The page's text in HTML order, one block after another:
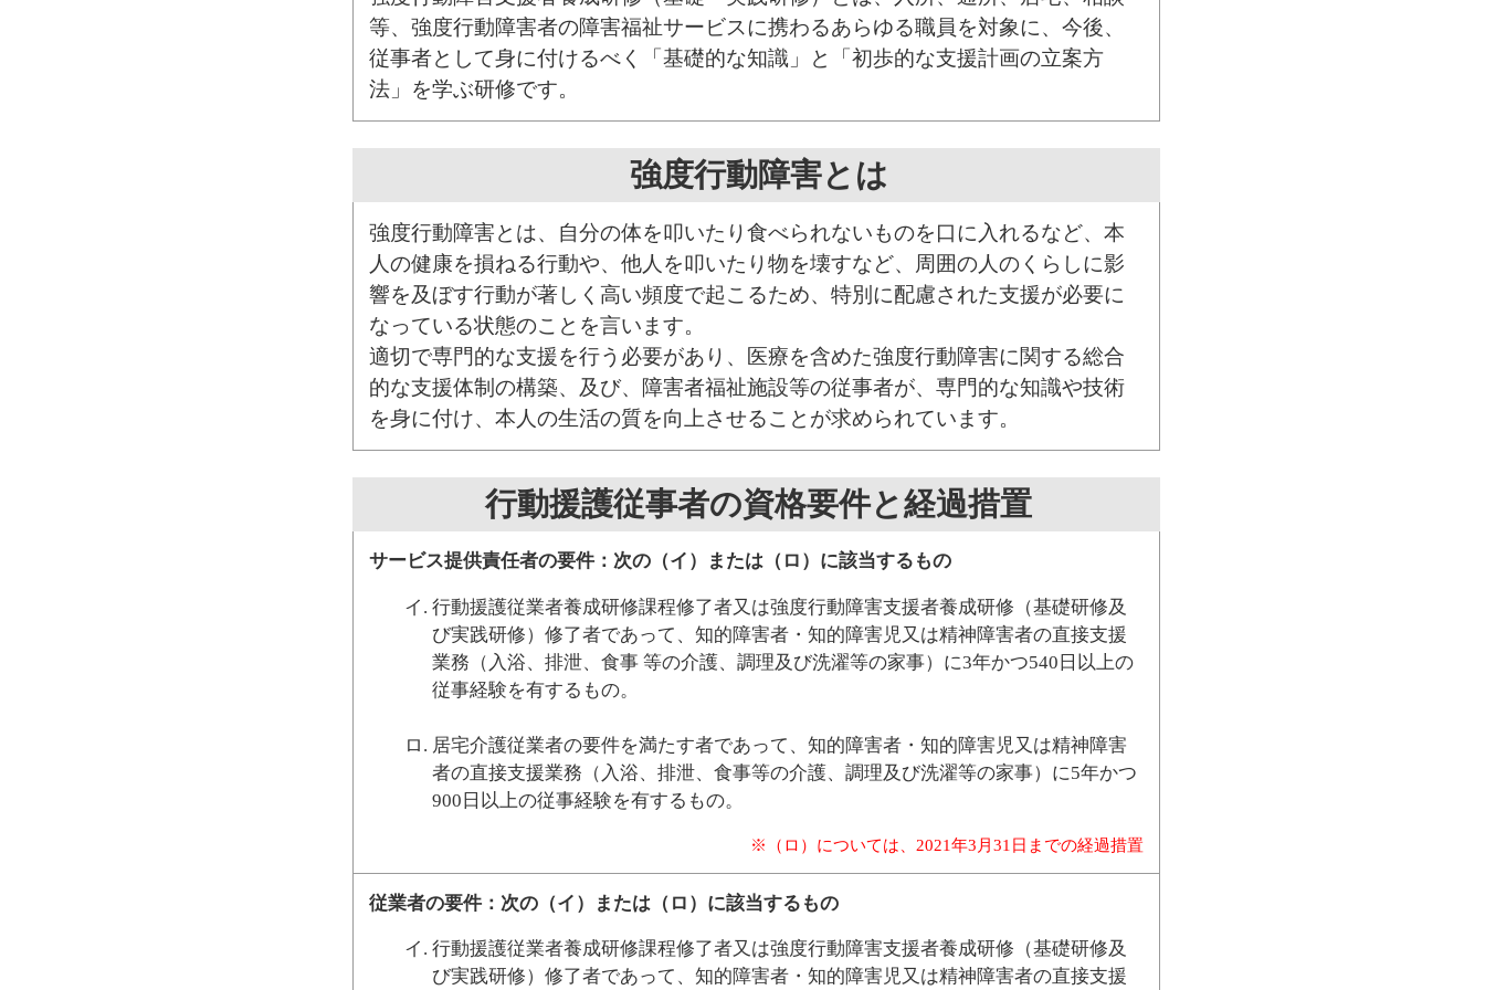
等、強度行動障害者の障害福祉サービスに携わるあらゆる職員を対象に、今後、
従事者として身に付けるべく「基礎的な知識」と「初歩的な支援計画の立案方
法」を学ぶ研修です。
強度行動障害とは
強度行動障害とは、自分の体を叩いたり食べられないものを口に入れるなど、本
人の健康を損ねる行動や、他人を叩いたり物を壊すなど、周囲の人のくらしに影
響を及ぼす行動が著しく高い頻度で起こるため、特別に配慮された支援が必要に
なっている状態のことを言います。
適切で専門的な支援を行う必要があり、医療を含めた強度行動障害に関する総合
的な支援体制の構築、及び、障害者福祉施設等の従事者が、専門的な知識や技術
を身に付け、本人の生活の質を向上させることが求められています。
行動援護従事者の資格要件と経過措置
サービス提供責任者の要件：次の（イ）または（ロ）に該当するもの
行動援護従業者養成研修課程修了者又は強度行動障害支援者養成研修（基礎研修及
び実践研修）修了者であって、知的障害者・知的障害児又は精神障害者の直接支援
業務（入浴、排泄、食事 等の介護、調理及び洗濯等の家事）に3年かつ540日以上の
従事経験を有するもの。
居宅介護従業者の要件を満たす者であって、知的障害者・知的障害児又は精神障害
者の直接支援業務（入浴、排泄、食事等の介護、調理及び洗濯等の家事）に5年かつ
900日以上の従事経験を有するもの。
※（ロ）については、2021年3月31日までの経過措置
従業者の要件：次の（イ）または（ロ）に該当するもの
行動援護従業者養成研修課程修了者又は強度行動障害支援者養成研修（基礎研修及
び実践研修）修了者であって、知的障害者・知的障害児又は精神障害者の直接支援